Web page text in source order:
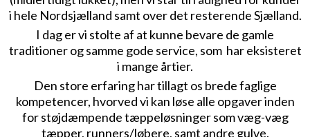
i hele Nordsjælland samt over det resterende Sjælland.
I dag er vi stolte af at kunne bevare de gamle
traditioner og samme gode service, som har eksisteret
i mange årtier.
Den store erfaring har tillagt os brede faglige
kompetencer, hvorved vi kan løse alle opgaver inden
for støjdæmpende tæppeløsninger som væg-væg
tæpper, runners/løbere, samt andre gulve.